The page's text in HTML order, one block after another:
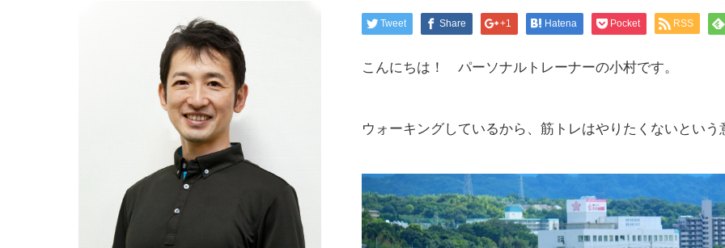
Tweet Share +1 Hatena Pocket RSS
こんにちは！ パーソナルトレーナーの小村です。
ウォーキングしているから、筋トレはやりたくないとい